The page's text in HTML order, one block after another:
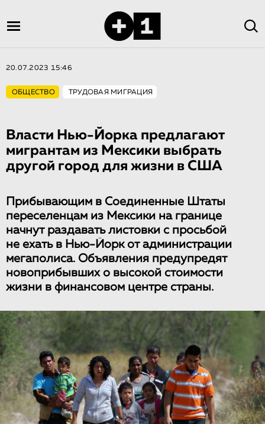
20.07.2023 15:46
ОБЩЕСТВО ТРУДОВАЯ МИГРАЦИЯ
Власти Нью-Йорка предлагают
мигрантам из Мексики выбрать
другой город для жизни в США
Прибывающим в Соединенные Штаты
переселенцам из Мексики на границе
начнут раздавать листовки с просьбой
не ехать в Нью-Йорк от администрации
мегаполиса. Объявления предупредят
новоприбывших о высокой стоимости
жизни в финансовом центре страны.